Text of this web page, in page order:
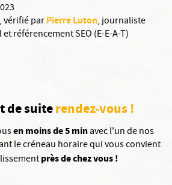
, vérifié parPierre Luton,journaliste
référencement SEO (E-E-A-T)
de suiterendez-vous !
en moins de 5 minavec l'un de nos
le créneau horaire qui vous convient
près de chez vous !